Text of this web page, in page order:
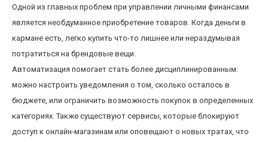
Одной из главных проблем при управлении личными финансами
является необдуманное приобретение товаров. Когда деньги в
кармане есть, легко купить что-то лишнее или нераздумывая
потратиться на брендовые вещи.
Автоматизация помогает стать более дисциплинированным:
можно настроить уведомления о том, сколько осталось в
бюджете, или ограничить возможность покупок в определенных
категориях. Также существуют сервисы, которые блокируют
доступ к онлайн-магазинам или оповещают о новых тратах, что